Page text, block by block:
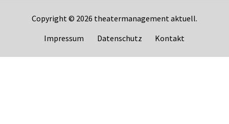
Copyright © 2026 theatermanagement aktuell.
Impressum
Datenschutz Kontakt